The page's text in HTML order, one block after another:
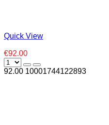
Quick View
€92.00
92.00 10001744122893